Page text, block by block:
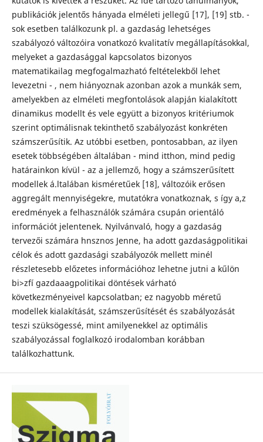
publikációk jelentős hányada elméleti jellegű [17], [19] stb. -
sok esetben találkozunk pl. a gazdaság lehetséges
szabályozó változóira vonatkozó kvalitatív megállapításokkal,
melyeket a gazdasággal kapcsolatos bizonyos
matematikailag megfogalmazható feltételekből lehet
levezetni - , nem hiányoznak azonban azok a munkák sem,
amelyekben az elméleti megfontolások alapján kialakított
dinamikus modellt és vele együtt a bizonyos kritériumok
szerint optimálisnak tekinthető szabályozást konkréten
számszerűsítik. Az utóbbi esetben, pontosabban, az ilyen
esetek többségében általában - mind itthon, mind pedig
határainkon kívül - az a jellemző, hogy a számszerűsített
modellek á.ltalában kisméretűek [18], változóik erősen
aggregált mennyiségekre, mutatókra vonatkoznak, s így a,z
eredmények a felhasználók számára csupán orientáló
információt jelentenek. Nyilvánvaló, hogy a gazdaság
tervezői számára hnsznos Jenne, ha adott gazdaságpolitikai
célok és adott gazdasági szabályozók mellett minél
részletesebb előzetes információhoz lehetne jutni a kűlön
bi>zfí gazdaaagpolitikai döntések várható
következményeivel kapcsolatban; ez nagyobb méretű
modellek kialakítását, számszerűsítését és szabályozását
teszi szüksögessé, mint amilyenekkel az optimális
szabályozással foglalkozó irodalomban korábban
találkozhattunk.